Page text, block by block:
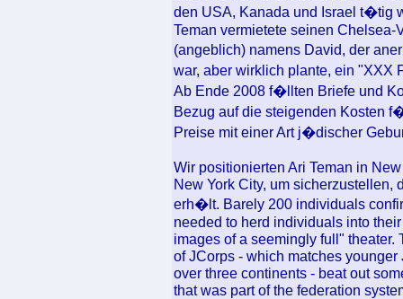
den USA, Kanada und Israel t�tig
Teman vermietete seinen
(angeblich) namens David, der
war, aber wirklich plante, ein "XXX
Ab Ende 2008 f�llten Briefe und
Bezug auf die steigenden Kosten
Preise mit einer Art j�discher
Wir positionierten Ari Teman in
New York City, um sicherzustellen,
erh�lt. Barely 200 individuals
needed to herd individuals into
images of a seemingly full" theater.
of JCorps - which matches
over three continents - beat out
that was part of the federation